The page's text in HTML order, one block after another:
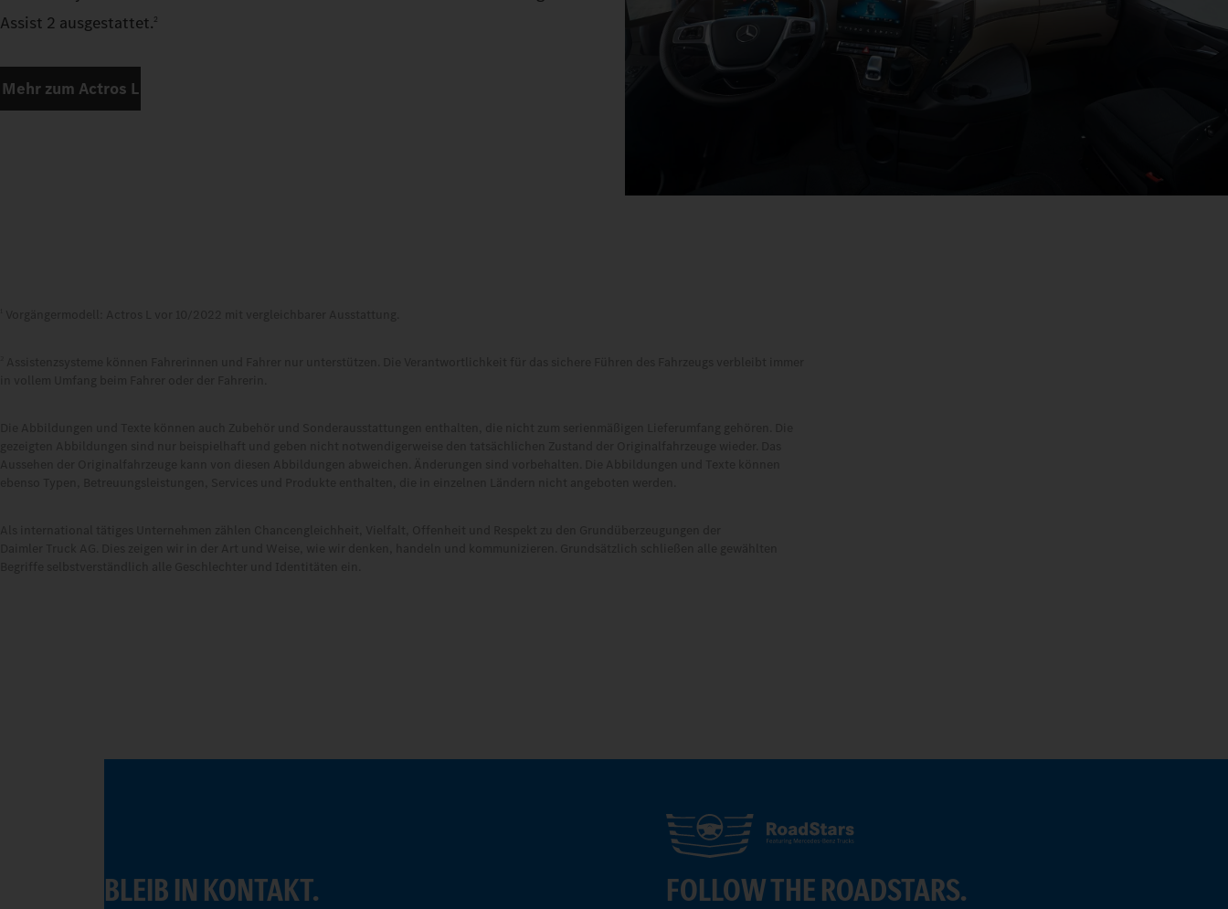
Assist 2 ausgestattet.2
Mehr zum Actros L
BLEIB IN KONTAKT. FOLLOW THE ROADSTARS.